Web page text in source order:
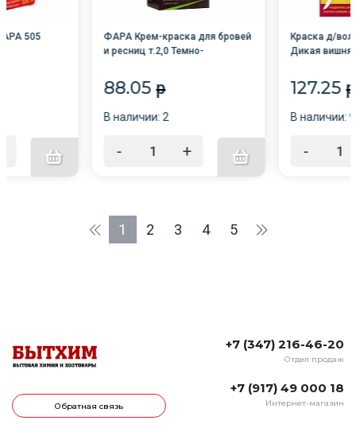
505
ФАРА Крем-краска для бровей
и ресниц т.2,0 Темно-
88.05 p
В наличии: 2
- +
Краска д/
Дикая вишня
127.25 p
В наличии: 9
-
1 2 3 4 5
Обратная связь
+7 (347) 216-46-20
Отдел продаж
+7 (917) 49 000 18
Интернет-магазин